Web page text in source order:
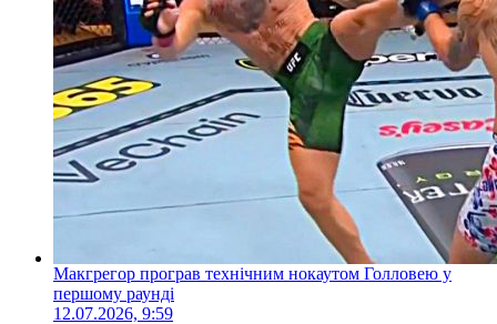
Макгрегор програв технічним нокаутом Голловею у
першому раунді
12.07.2026, 9:59